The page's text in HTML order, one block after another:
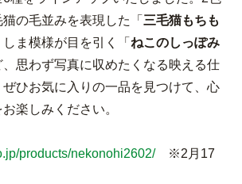
の毛並みを表現した「 三毛猫もちも
ま模様が目を引く「 ねこのしっぽみ
、思わず写真に収めたくなる映える仕
ひお気に入りの一品を見つけて、心
楽しみください。
products/nekonohi2602/※2月17